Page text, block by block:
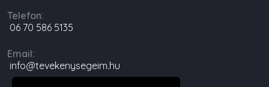
Telefon:
06 70 586 5135
Email:
info@tevekenysegeim.hu